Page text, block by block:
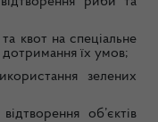
квот на спеціальне
їх умов;
зелених
об’єктів